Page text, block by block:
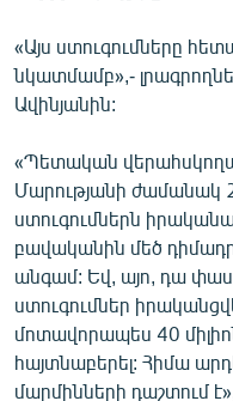
«Այս ստուգումները
նկատմամբ»,-
Ավինյանին:
«Պետական
Մարությանի ժամանակ
ստուգումներն
բավականին մեծ
անգամ: Եվ, այո, դա
ստուգումներ
մոտավորապես 40
հայտնաբերել: Հիմա
մարմինների դաշտում